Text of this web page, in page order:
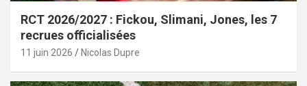
RCT 2026/2027 : Fickou, Slimani, Jones, les 7
recrues officialisées
11 juin 2026 Nicolas Dupre